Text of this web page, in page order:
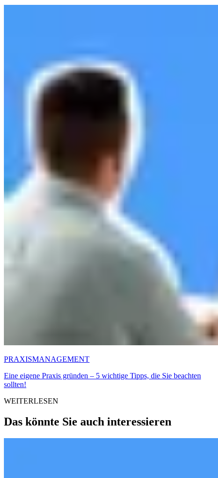
PRAXISMANAGEMENT
Eine eigene Praxis gründen – 5 wichtige Tipps, die Sie beachten
sollten!
WEITERLESEN
Das könnte Sie auch interessieren